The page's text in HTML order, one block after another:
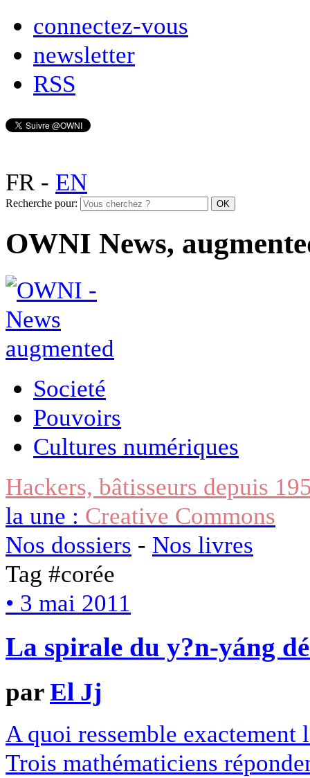
connectez-vous
newsletter
RSS
FR- EN
Recherche pour:
OWNI News,
Societé
Pouvoirs
Cultures numériques
Hackers, bâtisseurs depuis
la une : Creative Commons
Nos dossiers - Nos livres
Tag #corée
• 3 mai 2011
La spirale du y?n-yáng
parEl Jj
A quoi ressemble
Trois mathématiciens